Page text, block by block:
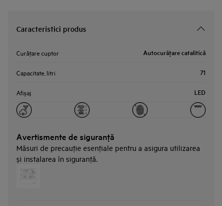
Caracteristici produs
Curăţare cuptor Autocurăţare catalitică
Capacitate, litri 71
Afișaj LED
Avertismente de siguranţă
Măsuri de precauţie esenţiale pentru a asigura utilizarea
și instalarea în siguranţă.